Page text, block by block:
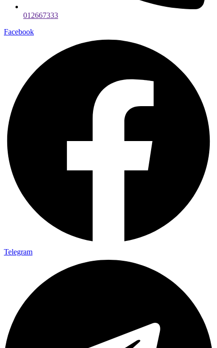
012667333
Facebook
Telegram